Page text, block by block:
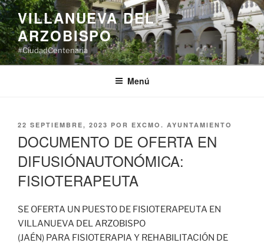
Saltar
al
contenido
VILLANUEVA DEL
ARZOBISPO
#CiudadCentenaria
Menú
PUBLICADO
22 SEPTIEMBRE, 2023 POR EXCMO. AYUNTAMIENTO
DOCUMENTO DE OFERTA EN
DIFUSIÓNAUTONÓMICA:
FISIOTERAPEUTA
SE OFERTA UN PUESTO DE FISIOTERAPEUTA EN
VILLANUEVA DEL ARZOBISPO
(JAÉN) PARA FISIOTERAPIA Y REHABILITACIÓN DE